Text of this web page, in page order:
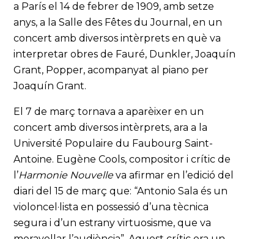
a París el 14 de febrer de 1909, amb setze
anys, a la Salle des Fêtes du Journal, en un
concert amb diversos intèrprets en què va
interpretar obres de Fauré, Dunkler, Joaquín
Grant, Popper, acompanyat al piano per
Joaquín Grant.
El 7 de març tornava a aparèixer en un
concert amb diversos intèrprets, ara a la
Université Populaire du Faubourg Saint-
Antoine. Eugène Cools, compositor i crític de
l’Harmonie Nouvelleva afirmar en l’edició del
diari del 15 de març que: “Antonio Sala és un
violoncel·lista en possessió d’una tècnica
segura i d’un estrany virtuosisme, que va